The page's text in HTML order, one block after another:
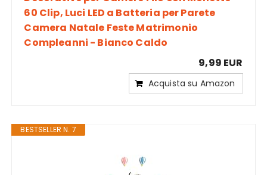
60 Clip, Luci LED a Batteria per Parete
Camera Natale Feste Matrimonio
Compleanni - Bianco Caldo
9,99 EUR
Acquista su Amazon
BESTSELLER N. 7